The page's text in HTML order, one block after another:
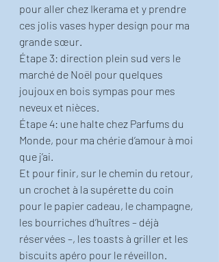
pour aller chez Ikerama et y prendre
ces jolis vases hyper design pour ma
grande sœur.
Étape 3: direction plein sud vers le
marché de Noël pour quelques
joujoux en bois sympas pour mes
neveux et nièces.
Étape 4: une halte chez Parfums du
Monde, pour ma chérie d’amour à moi
que j’ai.
Et pour finir, sur le chemin du retour,
un crochet à la supérette du coin
pour le papier cadeau, le champagne,
les bourriches d’huîtres – déjà
réservées –, les toasts à griller et les
biscuits apéro pour le réveillon.